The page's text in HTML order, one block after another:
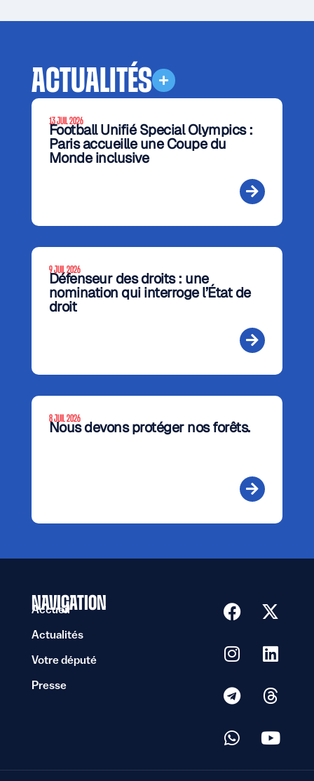
ACTUALITÉS
13 JUIL 2026
Football Unifié Special Olympics :
Paris accueille une Coupe du
Monde inclusive
9 JUIL 2026
Défenseur des droits : une
nomination qui interroge l’État de
droit
8 JUIL 2026
Nous devons protéger nos forêts.
NAVIGATION
Accueil
Actualités
Votre député
Presse